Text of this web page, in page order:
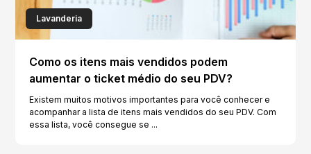
Lavanderia
Como os itens mais vendidos podem
aumentar o ticket médio do seu PDV?
Existem muitos motivos importantes para você conhecer e
acompanhar a lista de itens mais vendidos do seu PDV. Com
essa lista, você consegue se ...